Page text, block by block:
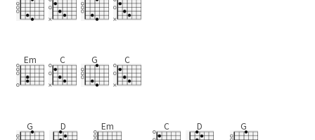
Em C G C
G D Em C D G